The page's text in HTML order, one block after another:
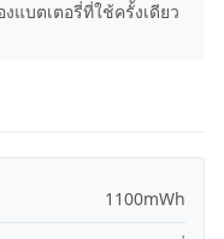
แบตเตอรี่ที่ใช้ครั้งเดียว
1100mWh